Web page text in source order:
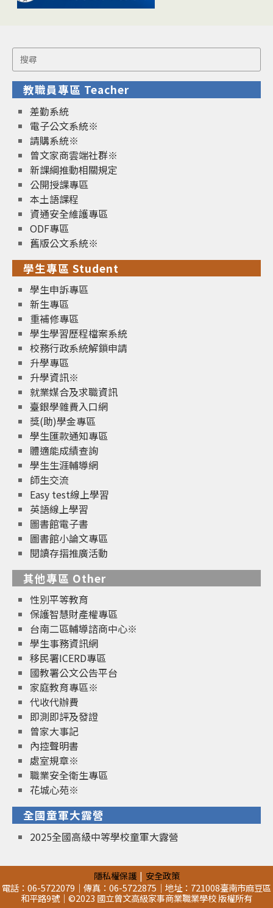
Search
for:
教職員專區 Teacher
差勤系統
電子公文系統※
請購系統※
曾文家商雲端社群※
新課綱推動相關規定
公開授課專區
本土語課程
資通安全維護專區
ODF專區
舊版公文系統※
學生專區 Student
學生申訴專區
新生專區
重補修專區
學生學習歷程檔案系統
校務行政系統解鎖申請
升學專區
升學資訊※
就業媒合及求職資訊
臺銀學雜費入口網
獎(助)學金專區
學生匯款通知專區
體適能成績查詢
學生生涯輔導網
師生交流
Easy test線上學習
英語線上學習
圖書館電子書
圖書館小論文專區
閱讀存摺推廣活動
其他專區 Other
性別平等教育
保護智慧財產權專區
台南二區輔導諮商中心※
學生事務資訊網
移民署ICERD專區
國教署公文公告平台
家庭教育專區※
代收代辦費
即測即評及發證
曾家大事記
內控聲明書
處室規章※
職業安全衛生專區
花城心苑※
全國童軍大露營
2025全國高級中等學校童軍大露營
隱私權保護
安全政策
電話：06-5722079｜傳真：06-5722875｜地址：721008臺南市麻豆區
和平路9號｜©2023 國立曾文高級家事商業職業學校 版權所有